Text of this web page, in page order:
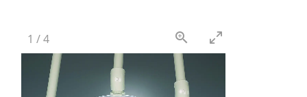
1 /4